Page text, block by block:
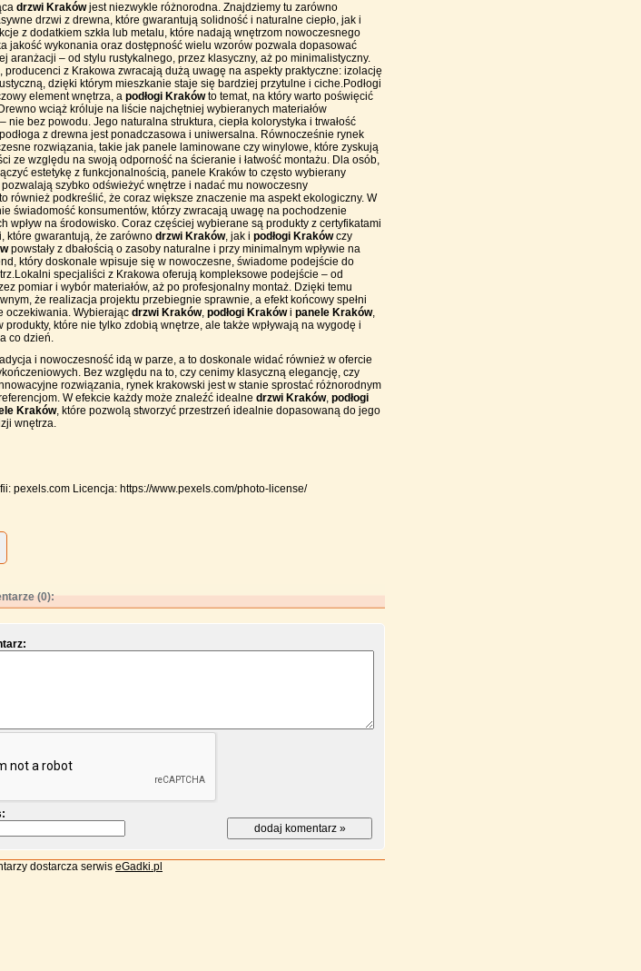
drzwi Krakówjest niezwykle różnorodna. Znajdziemy tu zarówno
drzwi z drewna, które gwarantują solidność i naturalne ciepło, jak i
z dodatkiem szkła lub metalu, które nadają wnętrzom nowoczesnego
jakość wykonania oraz dostępność wielu wzorów pozwala dopasować
aranżacji – od stylu rustykalnego, przez klasyczny, aż po minimalistyczny.
producenci z Krakowa zwracają dużą uwagę na aspekty praktyczne: izolację
dzięki którym mieszkanie staje się bardziej przytulne i ciche.Podłogi
element wnętrza, a podłogi Krakówto temat, na który warto poświęcić
wciąż króluje na liście najchętniej wybieranych materiałów
nie bez powodu. Jego naturalna struktura, ciepła kolorystyka i trwałość
z drewna jest ponadczasowa i uniwersalna. Równocześnie rynek
rozwiązania, takie jak panele laminowane czy winylowe, które zyskują
ze względu na swoją odporność na ścieranie i łatwość montażu. Dla osób,
estetykę z funkcjonalnością, panele Kraków to często wybierany
szybko odświeżyć wnętrze i nadać mu nowoczesny
również podkreślić, że coraz większe znaczenie ma aspekt ekologiczny. W
świadomość konsumentów, którzy zwracają uwagę na pochodzenie
wpływ na środowisko. Coraz częściej wybierane są produkty z certyfikatami
które gwarantują, że zarówno drzwi Kraków, jak i podłogi Krakówczy
powstały z dbałością o zasoby naturalne i przy minimalnym wpływie na
który doskonale wpisuje się w nowoczesne, świadome podejście do
specjaliści z Krakowa oferują kompleksowe podejście – od
pomiar i wybór materiałów, aż po profesjonalny montaż. Dzięki temu
że realizacja projektu przebiegnie sprawnie, a efekt końcowy spełni
oczekiwania. Wybierając drzwi Kraków, podłogi Krakówi panele Kraków,
produkty, które nie tylko zdobią wnętrze, ale także wpływają na wygodę i
co dzień.
i nowoczesność idą w parze, a to doskonale widać również w ofercie
Bez względu na to, czy cenimy klasyczną elegancję, czy
rozwiązania, rynek krakowski jest w stanie sprostać różnorodnym
W efekcie każdy może znaleźć idealne drzwi Kraków, podłogi
Kraków, które pozwolą stworzyć przestrzeń idealnie dopasowaną do jego
wnętrza.
pexels.com Licencja: https://www.pexels.com/photo-license/
(0):
dostarcza serwis eGadki.pl